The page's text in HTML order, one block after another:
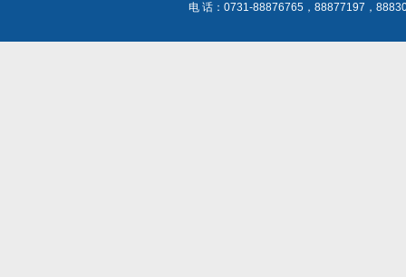
电 话：0731-88876765，88877197，